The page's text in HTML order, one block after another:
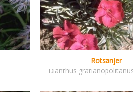
Rotsanjer
Dianthus